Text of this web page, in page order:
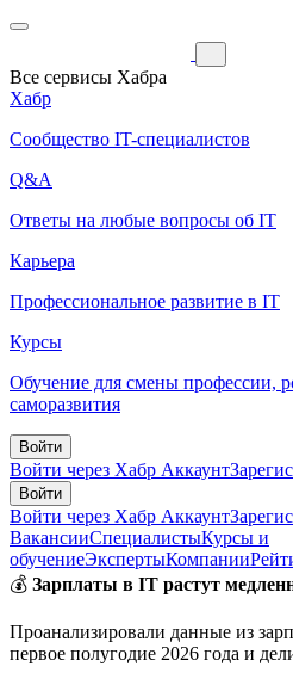
Все сервисы Хабра
Хабр
Сообщество IT-специалистов
Q&A
Ответы на любые вопросы об IT
Карьера
Профессиональное развитие в IT
Курсы
Обучение для смены профессии,
саморазвития
Войти
Войти через Хабр Аккаунт
Войти
Войти через Хабр Аккаунт
ВакансииСпециалистыКурсы и
обучениеЭкспертыКомпании
💰 Зарплаты в IT растут
Проанализировали данные из
первое полугодие 2026 года и